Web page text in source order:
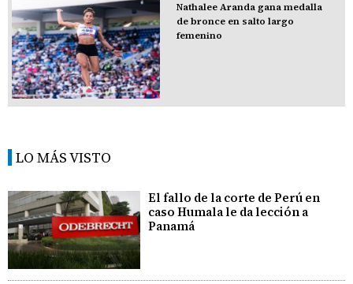
Nathalee Aranda gana medalla
de bronce en salto largo
femenino
LO MÁS VISTO
El fallo de la corte de Perú en
caso Humala le da lección a
Panamá